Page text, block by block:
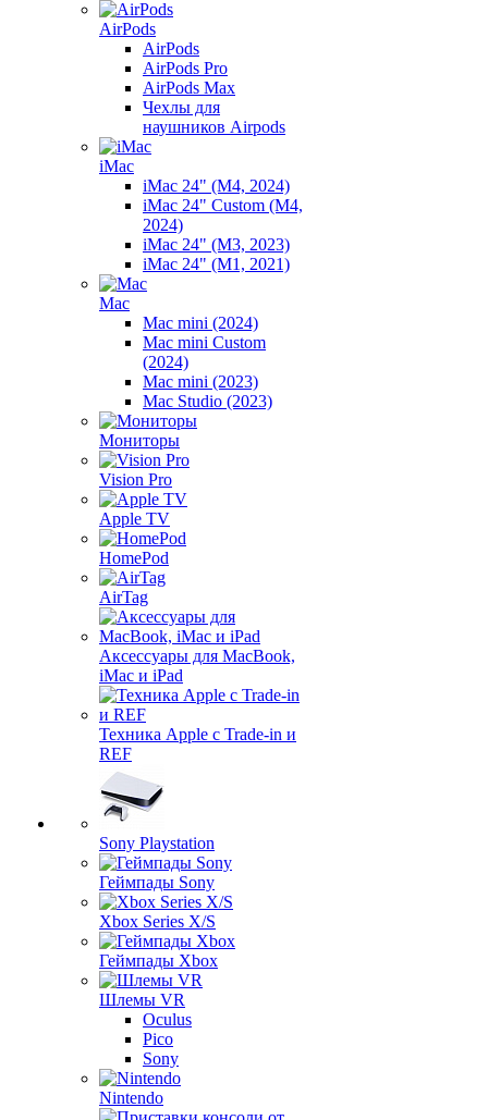
AirPods
AirPods
AirPods Pro
AirPods Max
Чехлы для
наушников Airpods
iMac
iMac 24" (M4, 2024)
iMac 24" Custom (M4,
2024)
iMac 24" (M3, 2023)
iMac 24" (M1, 2021)
Mac
Mac mini (2024)
Mac mini Custom
(2024)
Mac mini (2023)
Mac Studio (2023)
Мониторы
Vision Pro
Apple TV
HomePod
AirTag
Аксессуары для MacBook,
iMac и iPad
Техника Apple с Trade-in и
REF
Sony Playstation
Геймпады Sony
Xbox Series X/S
Геймпады Xbox
Шлемы VR
Oculus
Pico
Sony
Nintendo